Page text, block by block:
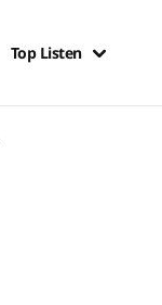
Top Listen